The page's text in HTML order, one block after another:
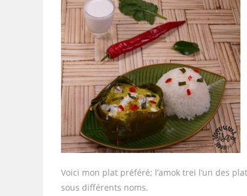
Voici mon plat préféré; l’amok trei l’un des
sous différents noms.